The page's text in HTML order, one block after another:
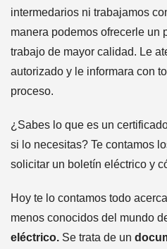
intermedarios ni trabajamos
manera podemos ofrecerle un
trabajo de mayor calidad. Le
autorizado y le informara con
proceso.
¿Sabes lo que es un
si lo necesitas? Te contamos
solicitar un boletín eléctrico y
Hoy te lo contamos todo
menos conocidos del mundo
eléctrico.Se trata de un